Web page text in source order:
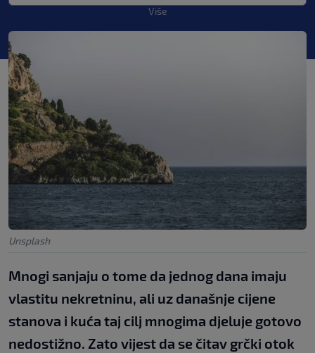
Više
Unsplash
Mnogi sanjaju o tome da jednog dana imaju
vlastitu nekretninu, ali uz današnje cijene
stanova i kuća taj cilj mnogima djeluje gotovo
nedostižno. Zato vijest da se čitav grčki otok